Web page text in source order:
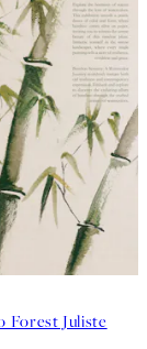
Forest Juliste